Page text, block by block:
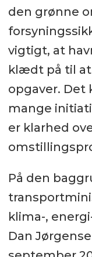
den grønne
vigtigt, at
klædt på til
opgaver. Det
mange
er klarhed
På den
klima-,
Dan